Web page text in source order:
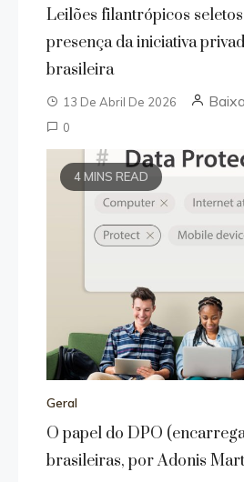
Leilões filantrópicos
presença da iniciativa
brasileira
13 De Abril De 2026
0
4 MINS READ
Geral
O papel do DPO
brasileiras, por Adonis